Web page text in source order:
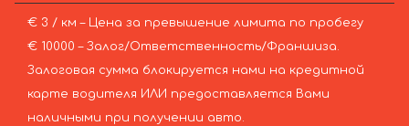
€ 3 / км – Цена за превышение лимита по пробегу
€ 10000 – Залог/Ответственность/Франшиза.
Залоговая сумма блокируется нами на кредитной
карте водителя ИЛИ предоставляется Вами
наличными при получении авто.